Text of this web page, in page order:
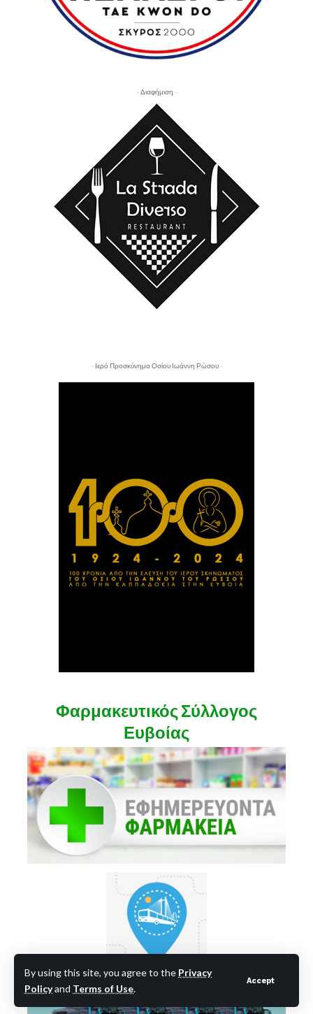
By using this site, you agree to the Privacy
Policyand Terms of Use.
Accept
- Διαφήμιση -
- Ιερό Προσκύνημα Οσίου Ιωάννη Ρώσου -
Φαρμακευτικός Σύλλογος
Ευβοίας
ΚΤΕΛ Νομού Ευβοίας